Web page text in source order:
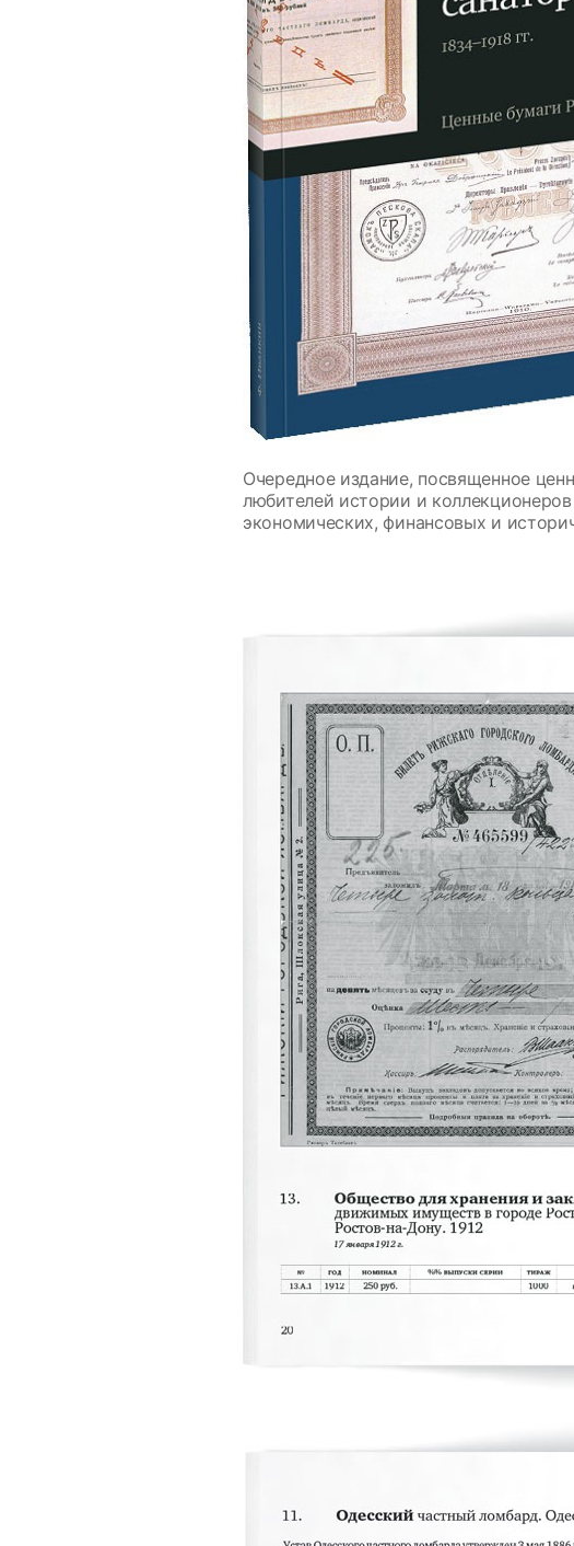
Очередное издание, посвященное
любителей истории и
экономических, финансовых и